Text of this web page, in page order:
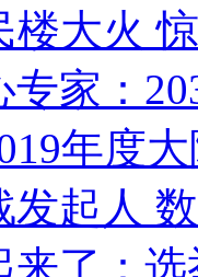
楼大火
专家：
年度
起人
来了：